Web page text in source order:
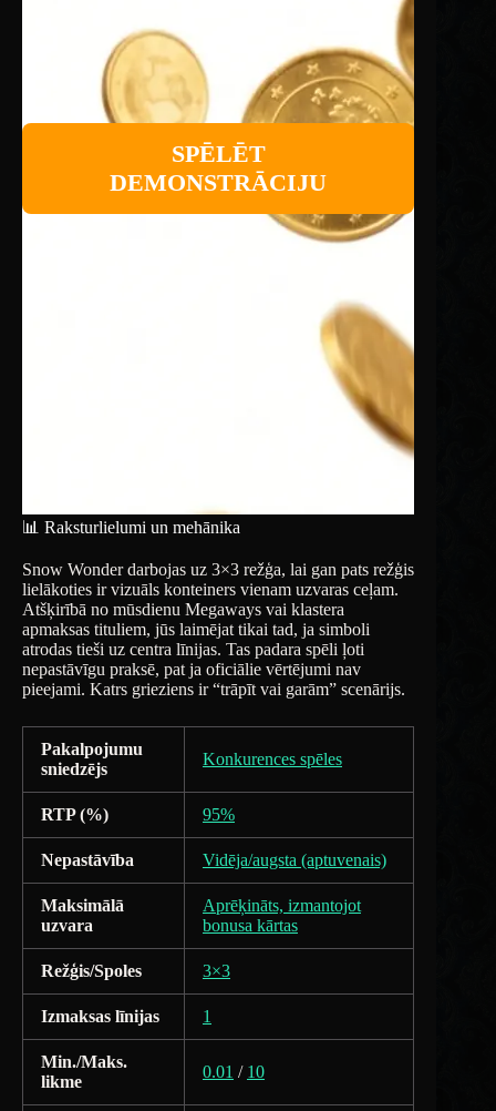
SPĒLĒT
DEMONSTRĀCIJU
📊 Raksturlielumi un mehānika
Snow Wonder darbojas uz 3×3 režģa, lai gan pats režģis
lielākoties ir vizuāls konteiners vienam uzvaras ceļam.
Atšķirībā no mūsdienu Megaways vai klastera
apmaksas tituliem, jūs laimējat tikai tad, ja simboli
atrodas tieši uz centra līnijas. Tas padara spēli ļoti
nepastāvīgu praksē, pat ja oficiālie vērtējumi nav
pieejami. Katrs grieziens ir “trāpīt vai garām” scenārijs.
Pakalpojumu
sniedzējs
Konkurences spēles
RTP (%) 95%
Nepastāvība Vidēja/augsta (aptuvenais)
Maksimālā
uzvara
Aprēķināts, izmantojot
bonusa kārtas
Režģis/Spoles 3×3
Izmaksas līnijas 1
Min./Maks.
likme
0.01 / 10